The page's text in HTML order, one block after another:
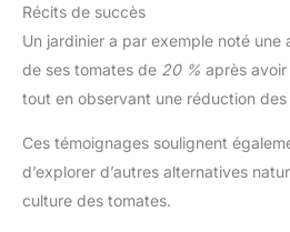
Récits de succès
Un jardinier a par exemple noté une
de ses tomates de 20 % après
tout en observant une réduction
Ces témoignages soulignent
d’explorer d’autres alternatives
culture des tomates.